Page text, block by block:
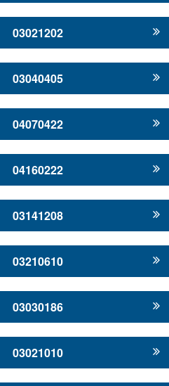
03021202
03040405
04070422
04160222
03141208
03210610
03030186
03021010